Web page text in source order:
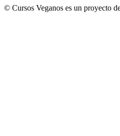
© Cursos Veganos es un proyecto